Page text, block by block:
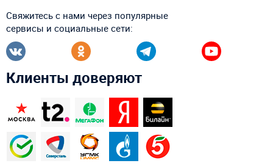
Свяжитесь с нами через популярные
сервисы и социальные сети:
Клиенты доверяют